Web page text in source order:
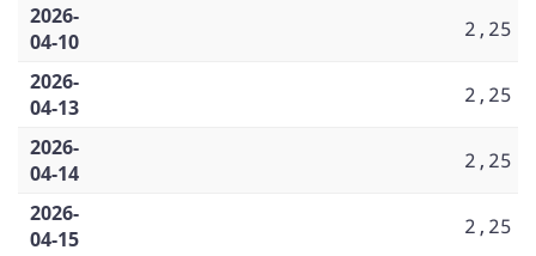
2026-
04-10
2,25
2026-
04-13
2,25
2026-
04-14
2,25
2026-
04-15
2,25